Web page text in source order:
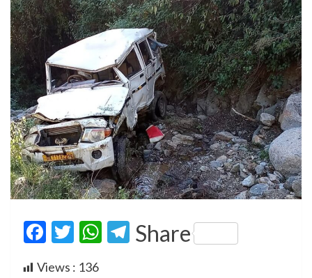
Facebook
Twitter
WhatsApp
Telegram
Share
Views : 136